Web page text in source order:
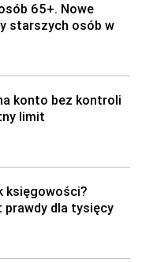
65+. Nowe
starszych osób w
konto bez kontroli
limit
księgowości?
prawdy dla tysięcy